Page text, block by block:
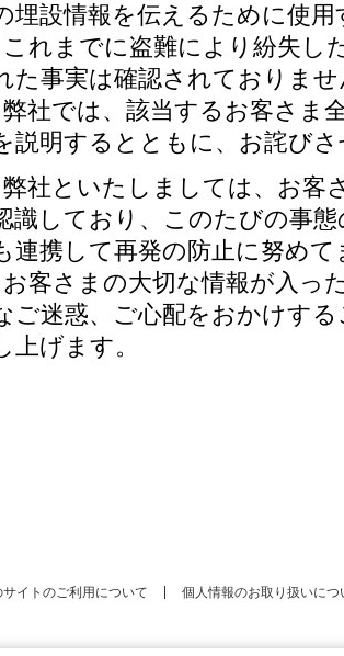
埋設情報を伝えるために使
これまでに盗難により紛失し
た事実は確認されておりませ
弊社では、該当するお客さま
説明するとともに、お詫び
弊社といたしましては、お客
識しており、このたびの事
連携して再発の防止に努め
お客さまの大切な情報が入っ
ご迷惑、ご心配をおかけす
上げます。
サイトのご利用について 個人情報のお取り扱いにつ